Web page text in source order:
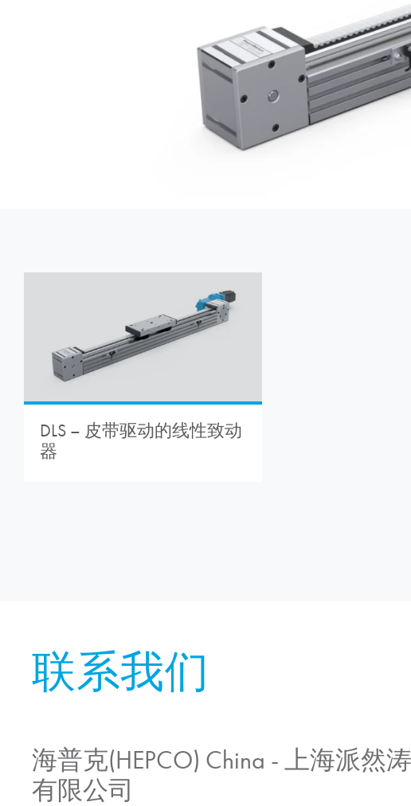
DLS – 皮带驱动的线性致动
器
联系我们
海普克(HEPCO) China - 上海派然
有限公司